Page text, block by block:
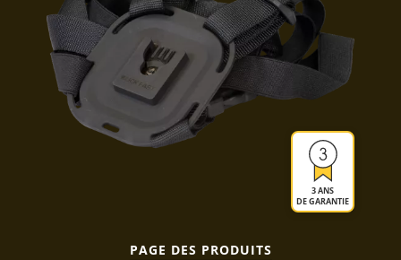
3 ANS
DE GARANTIE
PAGE DES PRODUITS